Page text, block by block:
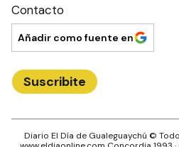
Contacto
Añadir como fuente en
Suscribite
Diario El Día de Gualeguaychú ©